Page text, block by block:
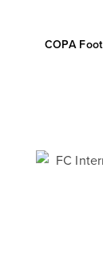
COPA